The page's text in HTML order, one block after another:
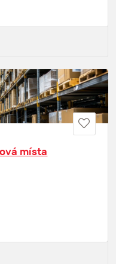
místa